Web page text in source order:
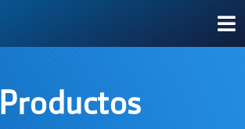
Productos